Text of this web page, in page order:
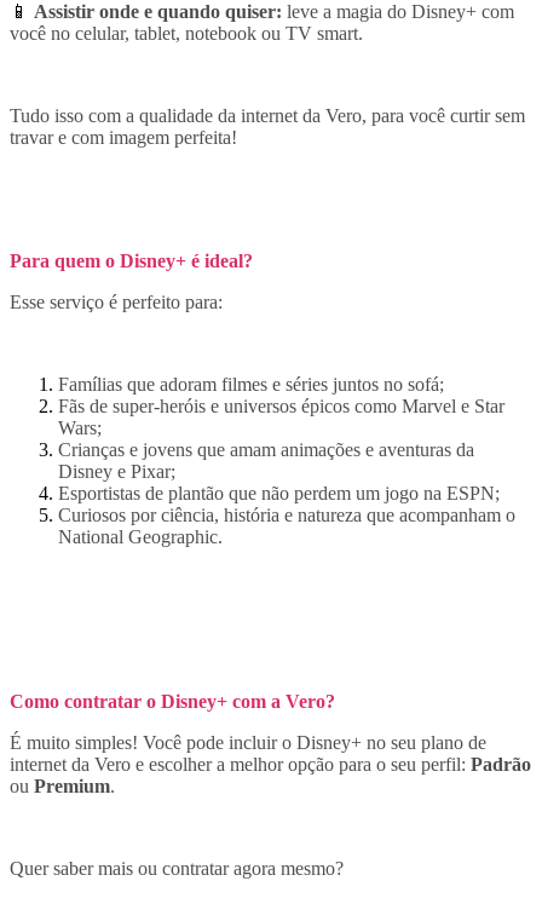
📱 Assistir onde e quando quiser: leve a magia do Disney+ com
você no celular, tablet, notebook ou TV smart.
Tudo isso com a qualidade da internet da Vero, para você curtir sem
travar e com imagem perfeita!
Para quem o Disney+ é ideal?
Esse serviço é perfeito para:
Famílias que adoram filmes e séries juntos no sofá;
Fãs de super-heróis e universos épicos como Marvel e Star
Wars;
Crianças e jovens que amam animações e aventuras da
Disney e Pixar;
Esportistas de plantão que não perdem um jogo na ESPN;
Curiosos por ciência, história e natureza que acompanham o
National Geographic.
Como contratar o Disney+ com a Vero?
É muito simples! Você pode incluir o Disney+ no seu plano de
internet da Vero e escolher a melhor opção para o seu perfil: Padrão
ou Premium.
Quer saber mais ou contratar agora mesmo?